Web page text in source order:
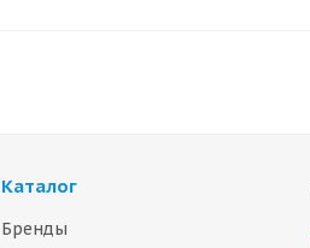
Каталог
Бренды